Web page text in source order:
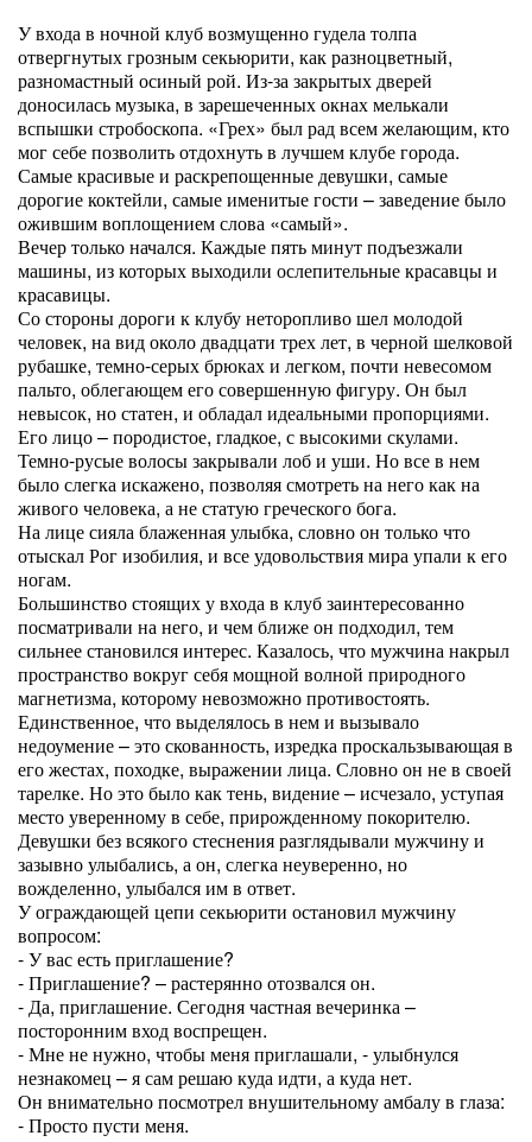
У входа в ночной клуб возмущенно гудела толпа
отвергнутых грозным секьюрити, как разноцветный,
разномастный осиный рой. Из-за закрытых дверей
доносилась музыка, в зарешеченных окнах мелькали
вспышки стробоскопа. «Грех» был рад всем желающим, кто
мог себе позволить отдохнуть в лучшем клубе города.
Самые красивые и раскрепощенные девушки, самые
дорогие коктейли, самые именитые гости – заведение было
ожившим воплощением слова «самый».
Вечер только начался. Каждые пять минут подъезжали
машины, из которых выходили ослепительные красавцы и
красавицы.
Со стороны дороги к клубу неторопливо шел молодой
человек, на вид около двадцати трех лет, в черной шелковой
рубашке, темно-серых брюках и легком, почти невесомом
пальто, облегающем его совершенную фигуру. Он был
невысок, но статен, и обладал идеальными пропорциями.
Его лицо – породистое, гладкое, с высокими скулами.
Темно-русые волосы закрывали лоб и уши. Но все в нем
было слегка искажено, позволяя смотреть на него как на
живого человека, а не статую греческого бога.
На лице сияла блаженная улыбка, словно он только что
отыскал Рог изобилия, и все удовольствия мира упали к его
ногам.
Большинство стоящих у входа в клуб заинтересованно
посматривали на него, и чем ближе он подходил, тем
сильнее становился интерес. Казалось, что мужчина накрыл
пространство вокруг себя мощной волной природного
магнетизма, которому невозможно противостоять.
Единственное, что выделялось в нем и вызывало
недоумение – это скованность, изредка проскальзывающая в
его жестах, походке, выражении лица. Словно он не в своей
тарелке. Но это было как тень, видение – исчезало, уступая
место уверенному в себе, прирожденному покорителю.
Девушки без всякого стеснения разглядывали мужчину и
зазывно улыбались, а он, слегка неуверенно, но
вожделенно, улыбался им в ответ.
У ограждающей цепи секьюрити остановил мужчину
вопросом:
- У вас есть приглашение?
- Приглашение? – растерянно отозвался он.
- Да, приглашение. Сегодня частная вечеринка –
посторонним вход воспрещен.
- Мне не нужно, чтобы меня приглашали, - улыбнулся
незнакомец – я сам решаю куда идти, а куда нет.
Он внимательно посмотрел внушительному амбалу в глаза:
- Просто пусти меня.